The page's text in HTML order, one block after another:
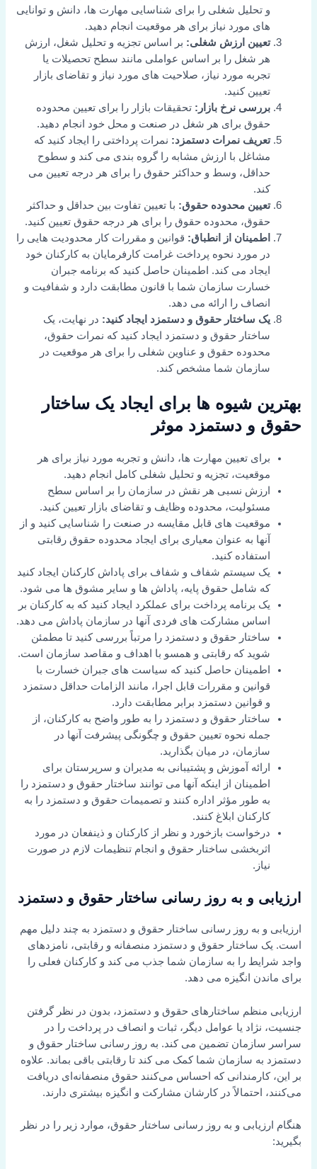
و تحلیل شغلی را برای شناسایی مهارت ها، دانش و توانایی
های مورد نیاز برای هر موقعیت انجام دهید.
تعیین ارزش شغلی: بر اساس تجزیه و تحلیل شغل، ارزش
هر شغل را بر اساس عواملی مانند سطح تحصیلات یا
تجربه مورد نیاز، صلاحیت های مورد نیاز و تقاضای بازار
تعیین کنید.
بررسی نرخ بازار: تحقیقات بازار را برای تعیین محدوده
حقوق برای هر شغل در صنعت و محل خود انجام دهید.
تعریف نمرات دستمزد: نمرات پرداختی را ایجاد کنید که
مشاغل با ارزش مشابه را گروه بندی می کند و سطوح
حداقل، وسط و حداکثر حقوق را برای هر درجه تعیین می
کند.
تعیین محدوده حقوق: با تعیین تفاوت بین حداقل و حداکثر
حقوق، محدوده حقوق را برای هر درجه حقوق تعیین کنید.
اطمینان از انطباق: قوانین و مقررات کار محدودیت هایی را
در مورد نحوه پرداخت غرامت کارفرمایان به کارکنان خود
ایجاد می کند. اطمینان حاصل کنید که برنامه جبران
خسارت سازمان شما با قانون مطابقت دارد و شفافیت و
انصاف را ارائه می دهد.
یک ساختار حقوق و دستمزد ایجاد کنید: در نهایت، یک
ساختار حقوق و دستمزد ایجاد کنید که نمرات حقوق،
محدوده حقوق و عناوین شغلی را برای هر موقعیت در
سازمان شما مشخص کند.
بهترین شیوه ها برای ایجاد یک ساختار
حقوق و دستمزد موثر
برای تعیین مهارت ها، دانش و تجربه مورد نیاز برای هر
موقعیت، تجزیه و تحلیل شغلی کامل انجام دهید.
ارزش نسبی هر نقش در سازمان را بر اساس سطح
مسئولیت، محدوده وظایف و تقاضای بازار تعیین کنید.
موقعیت های قابل مقایسه در صنعت را شناسایی کنید و از
آنها به عنوان معیاری برای ایجاد محدوده حقوق رقابتی
استفاده کنید.
یک سیستم شفاف و شفاف برای پاداش کارکنان ایجاد کنید
که شامل حقوق پایه، پاداش ها و سایر مشوق ها می شود.
یک برنامه پرداخت برای عملکرد ایجاد کنید که به کارکنان بر
اساس مشارکت های فردی آنها در سازمان پاداش می دهد.
ساختار حقوق و دستمزد را مرتباً بررسی کنید تا مطمئن
شوید که رقابتی و همسو با اهداف و مقاصد سازمان است.
اطمینان حاصل کنید که سیاست های جبران خسارت با
قوانین و مقررات قابل اجرا، مانند الزامات حداقل دستمزد
و قوانین دستمزد برابر مطابقت دارد.
ساختار حقوق و دستمزد را به طور واضح به کارکنان، از
جمله نحوه تعیین حقوق و چگونگی پیشرفت آنها در
سازمان، در میان بگذارید.
ارائه آموزش و پشتیبانی به مدیران و سرپرستان برای
اطمینان از اینکه آنها می توانند ساختار حقوق و دستمزد را
به طور مؤثر اداره کنند و تصمیمات حقوق و دستمزد را به
کارکنان ابلاغ کنند.
درخواست بازخورد و نظر از کارکنان و ذینفعان در مورد
اثربخشی ساختار حقوق و انجام تنظیمات لازم در صورت
نیاز.
ارزیابی و به روز رسانی ساختار حقوق و دستمزد
ارزیابی و به روز رسانی ساختار حقوق و دستمزد به چند دلیل مهم
است. یک ساختار حقوق و دستمزد منصفانه و رقابتی، نامزدهای
واجد شرایط را به سازمان شما جذب می کند و کارکنان فعلی را
برای ماندن انگیزه می دهد.
ارزیابی منظم ساختارهای حقوق و دستمزد، بدون در نظر گرفتن
جنسیت، نژاد یا عوامل دیگر، ثبات و انصاف در پرداخت را در
سراسر سازمان تضمین می کند. به روز رسانی ساختار حقوق و
دستمزد به سازمان شما کمک می کند تا رقابتی باقی بماند. علاوه
بر این، کارمندانی که احساس می‌کنند حقوق منصفانه‌ای دریافت
می‌کنند، احتمالاً در کارشان مشارکت و انگیزه بیشتری دارند.
هنگام ارزیابی و به روز رسانی ساختار حقوق، موارد زیر را در نظر
بگیرید: